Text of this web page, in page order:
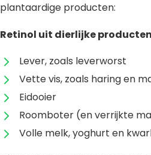
plantaardige producten:
Retinol uit dierlijke
Lever, zoals leverworst
Vette vis, zoals haring en
Eidooier
Roomboter (en verrijkte
Volle melk, yoghurt en